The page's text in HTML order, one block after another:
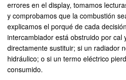
errores en el display, tomamos
y comprobamos que la combustión
explicamos el porqué de cada
intercambiador está obstruido por cal
directamente sustituir; si un radiador
hidráulico; o si un termo eléctrico
consumido.